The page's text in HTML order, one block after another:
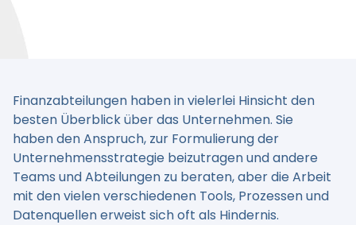
Finanzabteilungen haben in vielerlei Hinsicht den
besten Überblick über das Unternehmen. Sie
haben den Anspruch, zur Formulierung der
Unternehmensstrategie beizutragen und andere
Teams und Abteilungen zu beraten, aber die Arbeit
mit den vielen verschiedenen Tools, Prozessen und
Datenquellen erweist sich oft als Hindernis.